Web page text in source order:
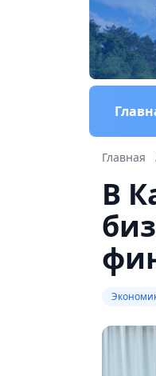
Главная
В